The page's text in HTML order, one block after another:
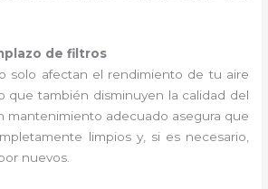
de filtros
solo afectan el rendimiento de tu aire
que también disminuyen la calidad del
mantenimiento adecuado asegura que
limpios y, si es necesario,
nuevos.